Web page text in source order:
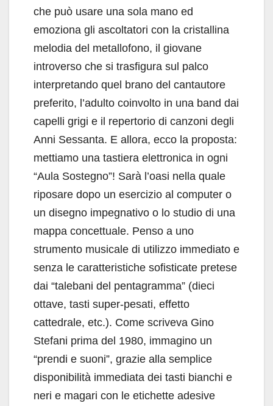
che può usare una sola mano ed
emoziona gli ascoltatori con la cristallina
melodia del metallofono, il giovane
introverso che si trasfigura sul palco
interpretando quel brano del cantautore
preferito, l’adulto coinvolto in una band dai
capelli grigi e il repertorio di canzoni degli
Anni Sessanta. E allora, ecco la proposta:
mettiamo una tastiera elettronica in ogni
“Aula Sostegno”! Sarà l’oasi nella quale
riposare dopo un esercizio al computer o
un disegno impegnativo o lo studio di una
mappa concettuale. Penso a uno
strumento musicale di utilizzo immediato e
senza le caratteristiche sofisticate pretese
dai “talebani del pentagramma” (dieci
ottave, tasti super-pesati, effetto
cattedrale, etc.). Come scriveva Gino
Stefani prima del 1980, immagino un
“prendi e suoni”, grazie alla semplice
disponibilità immediata dei tasti bianchi e
neri e magari con le etichette adesive